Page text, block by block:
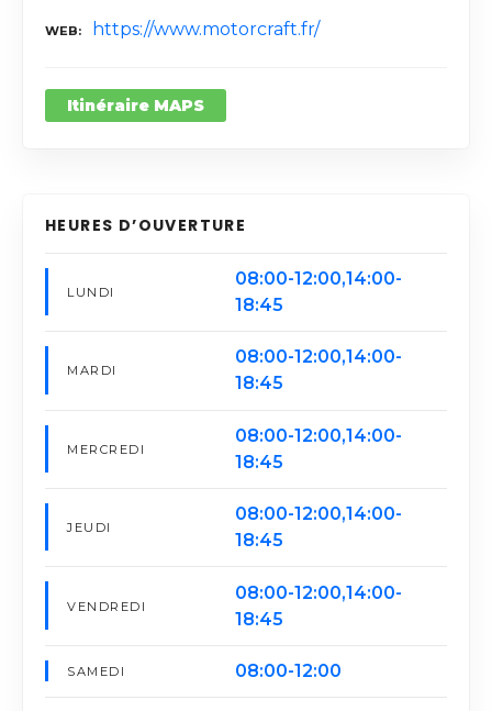
WEB https://www.motorcraft.fr/
Itinéraire MAPS
HEURES D’OUVERTURE
LUNDI
08:00-12:00,14:00-
18:45
MARDI
08:00-12:00,14:00-
18:45
MERCREDI
08:00-12:00,14:00-
18:45
JEUDI
08:00-12:00,14:00-
18:45
VENDREDI
08:00-12:00,14:00-
18:45
SAMEDI 08:00-12:00